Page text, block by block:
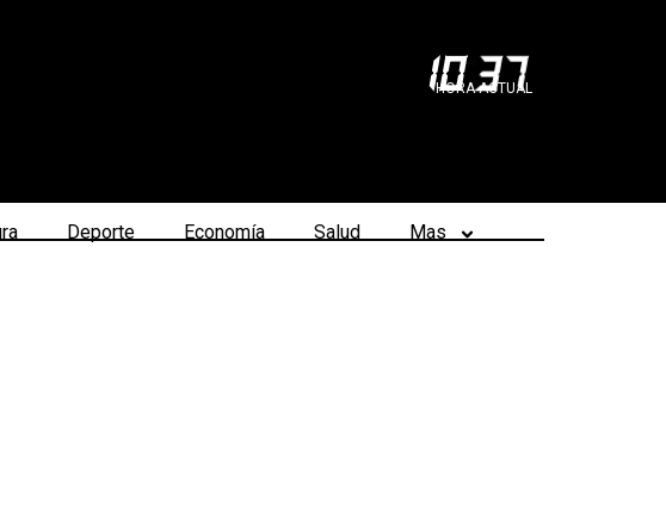
10:37
HORA ACTUAL
Deporte Economía Salud Mas